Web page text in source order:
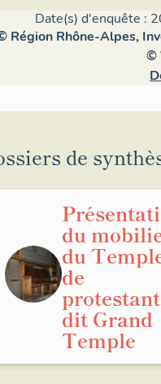
Date(s) d'enquête :
Région Rhône-Alpes,
©
de
du
du
de
dit Grand
Temple